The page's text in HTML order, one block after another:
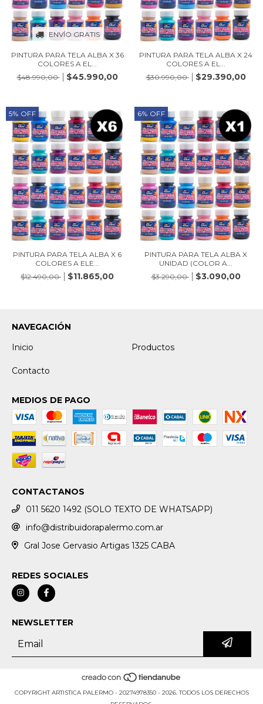
ENVÍO GRATIS
PINTURA PARA TELA ALBA X 36
COLORES A EL...
$48.990,00
$45.990,00
PINTURA PARA TELA ALBA X 24
COLORES A EL...
$30.990,00
$29.390,00
5% OFF
PINTURA PARA TELA ALBA X 6
COLORES A ELE...
$12.490,00
$11.865,00
6% OFF
PINTURA PARA TELA ALBA X
UNIDAD (COLOR A...
$3.290,00
$3.090,00
NAVEGACIÓN
Inicio
Productos
Contacto
MEDIOS DE PAGO
CONTACTANOS
011 5620 1492 (SOLO TEXTO DE WHATSAPP)
info@distribuidorapalermo.com.ar
Gral Jose Gervasio Artigas 1325 CABA
REDES SOCIALES
NEWSLETTER
COPYRIGHT ARTISTICA PALERMO - 20274978350 - 2026. TODOS LOS DERECHOS